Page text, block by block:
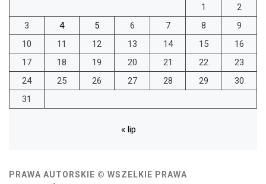
1
2
3
4 5 6 7 8
9
10
11 12 13 14 15
16
17
18 19 20 21 22
23
24
25 26 27 28 29
30
31
« lip
PRAWA AUTORSKIE © WSZELKIE PRAWA